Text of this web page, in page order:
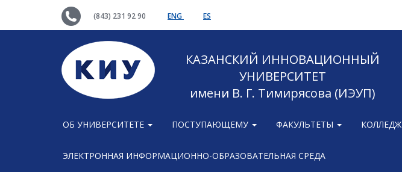
(843) 231 92 90 ENG ES
КАЗАНСКИЙ ИННОВАЦИОННЫЙ
УНИВЕРСИТЕТ
имени В. Г. Тимирясова (ИЭУП)
ОБ УНИВЕРСИТЕТЕ ПОСТУПАЮЩЕМУ ФАКУЛЬТЕТЫ КОЛЛЕДЖ
ЭЛЕКТРОННАЯ ИНФОРМАЦИОННО-ОБРАЗОВАТЕЛЬНАЯ СРЕДА